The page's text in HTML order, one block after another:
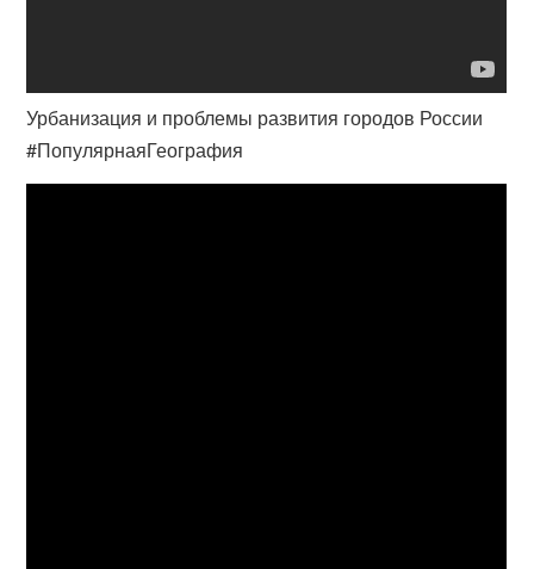
Урбанизация и проблемы развития городов России
#ПопулярнаяГеография